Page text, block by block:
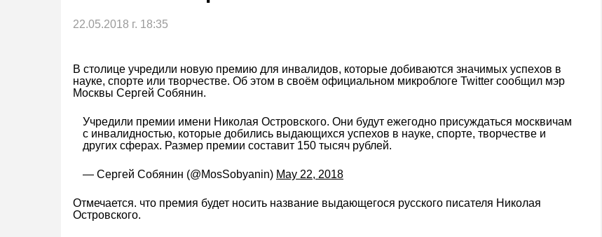
22.05.2018 г. 18:35
В столице учредили новую премию для инвалидов, которые добиваются значимых успехов в
науке, спорте или творчестве. Об этом в своём официальном микроблоге Twitter сообщил мэр
Москвы Сергей Собянин.
Учредили премии имени Николая Островского. Они будут ежегодно присуждаться москвичам
с инвалидностью, которые добились выдающихся успехов в науке, спорте, творчестве и
других сферах. Размер премии составит 150 тысяч рублей.
— Сергей Собянин (@MosSobyanin) May 22, 2018
Отмечается. что премия будет носить название выдающегося русского писателя Николая
Островского.